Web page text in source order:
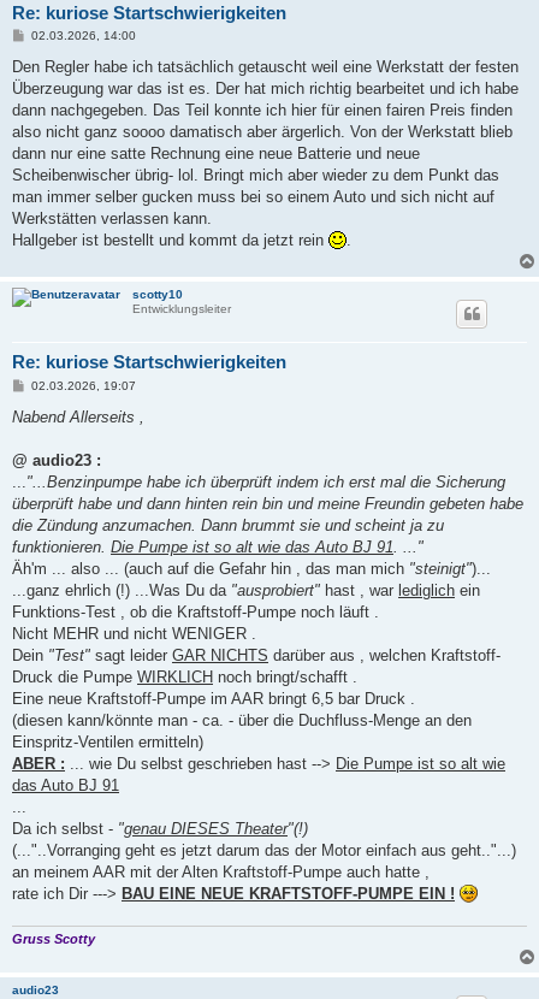
Re: kuriose Startschwierigkeiten
B
i
r
a
02.03.2026, 14:00
Den Regler habe ich tatsächlich getauscht weil eine Werkstatt der festen
Überzeugung war das ist es. Der hat mich richtig bearbeitet und ich habe
dann nachgegeben. Das Teil konnte ich hier für einen fairen Preis finden
also nicht ganz soooo damatisch aber ärgerlich. Von der Werkstatt blieb
dann nur eine satte Rechnung eine neue Batterie und neue
Scheibenwischer übrig- lol. Bringt mich aber wieder zu dem Punkt das
man immer selber gucken muss bei so einem Auto und sich nicht auf
Werkstätten verlassen kann.
Hallgeber ist bestellt und kommt da jetzt rein
.
scotty10
Entwicklungsleiter
Re: kuriose Startschwierigkeiten
B
i
a
02.03.2026, 19:07
Nabend Allerseits ,
@ audio23 :
"...Benzinpumpe habe ich überprüft indem ich erst mal die Sicherung
überprüft habe und dann hinten rein bin und meine Freundin gebeten habe
die Zündung anzumachen. Dann brummt sie und scheint ja zu
funktionieren. Die Pumpe ist so alt wie das Auto BJ 91 . ..."
Äh'm ... also ... (auch auf die Gefahr hin , das man mich "steinigt")...
...ganz ehrlich (!) ...Was Du da "ausprobiert" hast , war lediglich ein
Funktions-Test , ob die Kraftstoff-Pumpe noch läuft .
Nicht MEHR und nicht WENIGER .
Dein "Test" sagt leider GAR NICHTS darüber aus , welchen Kraftstoff-
Druck die Pumpe WIRKLICH noch bringt/schafft .
Eine neue Kraftstoff-Pumpe im AAR bringt 6,5 bar Druck .
(diesen kann/könnte man - ca. - über die Duchfluss-Menge an den
Einspritz-Ventilen ermitteln)
ABER : ... wie Du selbst geschrieben hast --> Die Pumpe ist so alt wie
das Auto BJ 91
Da ich selbst - "genau DIESES Theater"(!)
(..."..Vorranging geht es jetzt darum das der Motor einfach aus geht.."...)
an meinem AAR mit der Alten Kraftstoff-Pumpe auch hatte ,
rate ich Dir ---> BAU EINE NEUE KRAFTSTOFF-PUMPE EIN !
Gruss Scotty
audio23